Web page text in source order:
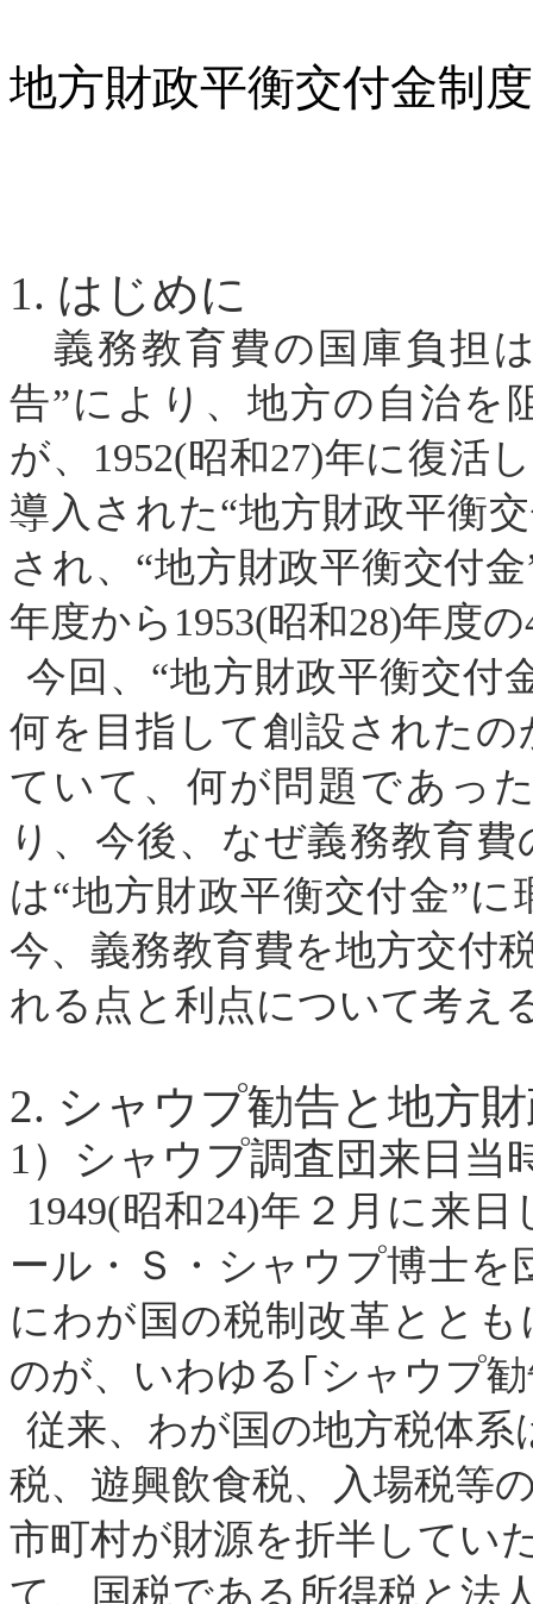
地方財政平衡交付金制
1. はじめに
義務教育費の国庫負担
告”に より、地方の自治を
が、 1952(昭和27)年に復活
導入された“地方財政平衡
され、 “地方財政平衡交付
年度から 1953(昭和28)年度の
今回、 “地方財政平衡交付
何を目指して創設された
ていて、何が問題であっ
り、今後、なぜ義務教育
は“地方財政平衡交付金”に
今、義務教育費を地方交付
れる点と利点について考え
2. シャウプ勧告と地方
1）シャウプ調査団来日当
1949(昭和24)年２月に来日
ール・Ｓ・シャウプ博士を
にわが国の税制改革とと
のが、いわゆる｢シャウプ
従来、わが国の地方税体
税、遊興飲食税、入場税等
市町村が財源を折半してい
て、国税である所得税と法